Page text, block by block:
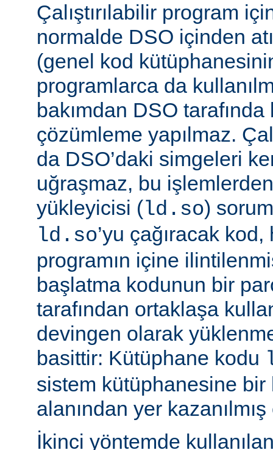
Çalıştırılabilir program
normalde DSO içinden
(genel kod
programlarca da
bakımdan DSO
çözümleme yapılmaz.
da DSO’daki simgeleri
uğraşmaz, bu
yükleyicisi ( ld.so)
ld.so’yu çağıracak kod,
programın içine
başlatma kodunun bir
tarafından ortaklaşa
devingen olarak
basittir: Kütüphane kodu
sistem kütüphanesine
alanından yer kazanılmış
İkinci yöntemde